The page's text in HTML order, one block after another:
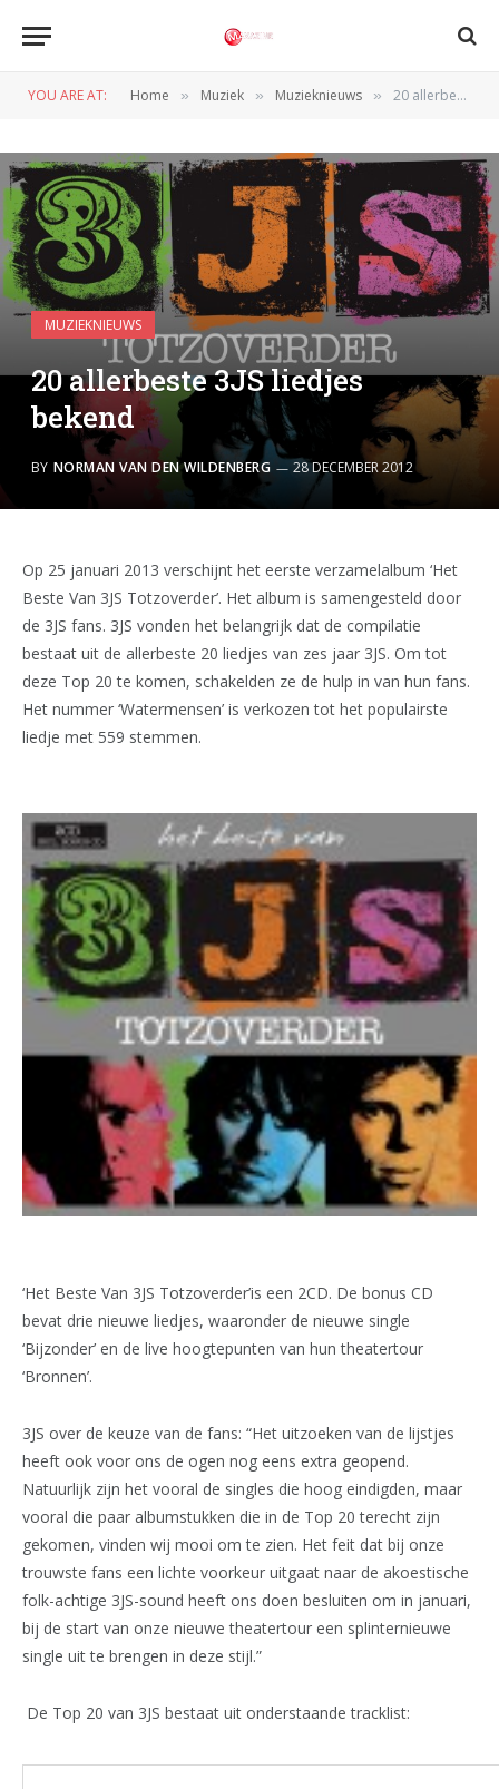
YOU ARE AT: Home » Muziek » Muzieknieuws » 20 allerbeste 3JS liedjes bekend
MUZIEKNIEUWS
20 allerbeste 3JS liedjes
bekend
BY NORMAN VAN DEN WILDENBERG 28 DECEMBER 2012
Op 25 januari 2013 verschijnt het eerste verzamelalbum ‘Het
Beste Van 3JS Totzoverder’. Het album is samengesteld door
de 3JS fans. 3JS vonden het belangrijk dat de compilatie
bestaat uit de allerbeste 20 liedjes van zes jaar 3JS. Om tot
deze Top 20 te komen, schakelden ze de hulp in van hun fans.
Het nummer ‘Watermensen’ is verkozen tot het populairste
liedje met 559 stemmen.
‘Het Beste Van 3JS Totzoverder’is een 2CD. De bonus CD
bevat drie nieuwe liedjes, waaronder de nieuwe single
‘Bijzonder’ en de live hoogtepunten van hun theatertour
‘Bronnen’.
3JS over de keuze van de fans: “Het uitzoeken van de lijstjes
heeft ook voor ons de ogen nog eens extra geopend.
Natuurlijk zijn het vooral de singles die hoog eindigden, maar
vooral die paar albumstukken die in de Top 20 terecht zijn
gekomen, vinden wij mooi om te zien. Het feit dat bij onze
trouwste fans een lichte voorkeur uitgaat naar de akoestische
folk-achtige 3JS-sound heeft ons doen besluiten om in januari,
bij de start van onze nieuwe theatertour een splinternieuwe
single uit te brengen in deze stijl.”
De Top 20 van 3JS bestaat uit onderstaande tracklist: